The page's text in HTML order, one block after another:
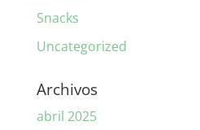
Snacks
Uncategorized
Archivos
abril 2025